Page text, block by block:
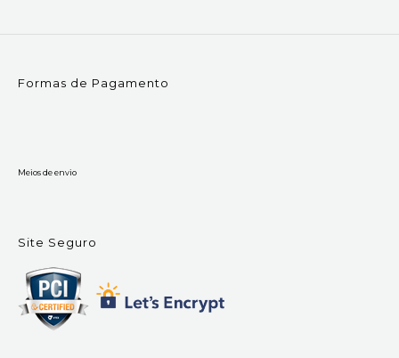
Formas de Pagamento
Meios de envio
Site Seguro